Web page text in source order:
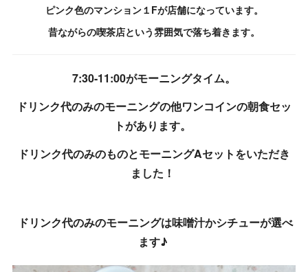
ピンク色のマンション１Fが店舗になっています。
昔ながらの喫茶店という雰囲気で落ち着きます。
7:30-11:00がモーニングタイム。
ドリンク代のみのモーニングの他ワンコインの朝食セッ
トがあります。
ドリンク代のみのものとモーニングAセットをいただき
ました！
ドリンク代のみのモーニングは味噌汁かシチューが選べ
ます♪